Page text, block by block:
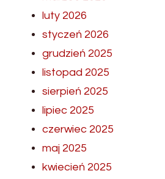
luty 2026
styczeń 2026
grudzień 2025
listopad 2025
sierpień 2025
lipiec 2025
czerwiec 2025
maj 2025
kwiecień 2025